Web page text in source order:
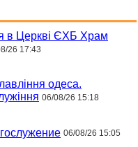
в Церкві ЄХБ Храм
26 17:43
одеса.
06/08/26 15:18
06/08/26 15:05